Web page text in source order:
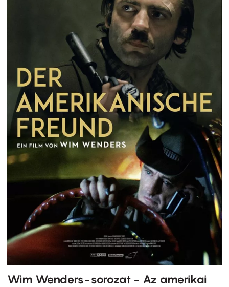
Wim Wenders-sorozat - Az amerikai